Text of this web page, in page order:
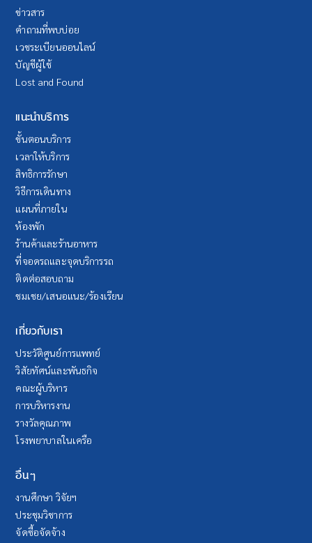
ข่าวสาร
คำถามที่พบบ่อย
เวชระเบียนออนไลน์
บัญชีผู้ใช้
Lost and Found
แนะนำบริการ
ขั้นตอนบริการ
เวลาให้บริการ
สิทธิการรักษา
วิธีการเดินทาง
แผนที่ภายใน
ห้องพัก
ร้านค้าและร้านอาหาร
ที่จอดรถและจุดบริการรถ
ติดต่อสอบถาม
ชมเชย/เสนอแนะ/ร้องเรียน
เกี่ยวกับเรา
ประวัติศูนย์การแพทย์
วิสัยทัศน์และพันธกิจ
คณะผู้บริหาร
การบริหารงาน
รางวัลคุณภาพ
โรงพยาบาลในเครือ
อื่นๆ
งานศึกษา วิจัยฯ
ประชุมวิชาการ
จัดซื้อจัดจ้าง